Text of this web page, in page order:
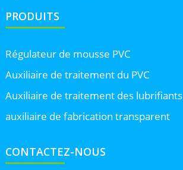
PRODUITS
Régulateur de mousse PVC
Auxiliaire de traitement du PVC
Auxiliaire de traitement des lubrifiants
auxiliaire de fabrication transparent
CONTACTEZ-NOUS